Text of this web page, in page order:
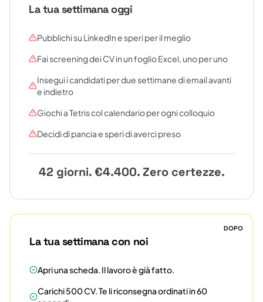
La tua settimana oggi
Pubblichi su LinkedIn e speri per il meglio
Fai screening dei CV in un foglio Excel, uno per uno
Insegui i candidati per due settimane di email avanti
e indietro
Giochi a Tetris col calendario per ogni colloquio
Decidi di pancia e speri di averci preso
42 giorni. €4.400. Zero certezze.
DOPO
La tua settimana con noi
Apri una scheda. Il lavoro è già fatto.
Carichi 500 CV. Te li riconsegna ordinati in 60